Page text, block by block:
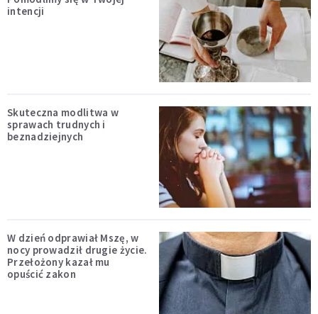
intencji
Skuteczna modlitwa w
sprawach trudnych i
beznadziejnych
W dzień odprawiał Mszę, w
nocy prowadził drugie życie.
Przełożony kazał mu
opuścić zakon